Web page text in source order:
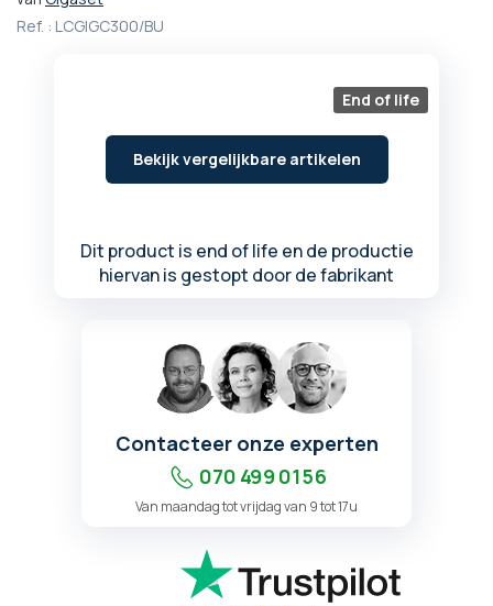
Ref. : LCGIGC300/BU
End of life
Bekijk vergelijkbare artikelen
Dit product is end of life en de productie
hiervan is gestopt door de fabrikant
naar
het
Contacteer onze experten
070 499 01 56
Van maandag tot vrijdag van 9 tot 17u